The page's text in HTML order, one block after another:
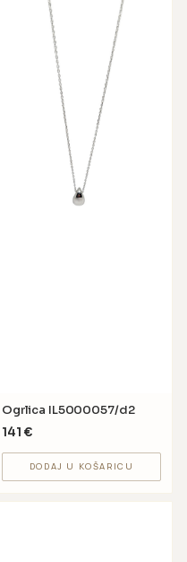
Ogrlica IL5000057/d2
141 €
DODAJ U KOŠARICU